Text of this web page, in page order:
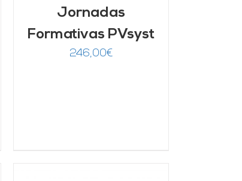
Jornadas
Formativas PVsyst
246,00€